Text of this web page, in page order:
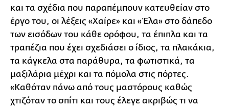
και τα σχέδια που παραπέμπουν κατευθείαν στο
έργο του, οι λέξεις «Χαίρε» και «Έλα» στο δάπεδο
των εισόδων του κάθε ορόφου, τα έπιπλα και τα
τραπέζια που έχει σχεδιάσει ο ίδιος, τα πλακάκια,
τα κάγκελα στα παράθυρα, τα φωτιστικά, τα
μαξιλάρια μέχρι και τα πόμολα στις πόρτες.
«Καθόταν πάνω από τους μαστόρους καθώς
χτιζόταν το σπίτι και τους έλεγε ακριβώς τι να